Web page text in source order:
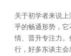
关于初学者来说
乎的畅通形势，
情、晋升专注力
行，好多东谈主